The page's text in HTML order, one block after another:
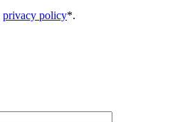
privacy policy*.